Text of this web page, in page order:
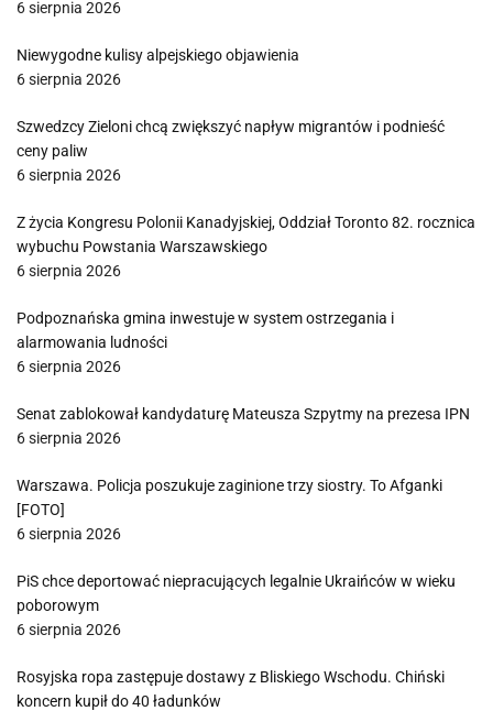
6 sierpnia 2026
Niewygodne kulisy alpejskiego objawienia
6 sierpnia 2026
Szwedzcy Zieloni chcą zwiększyć napływ migrantów i podnieść
ceny paliw
6 sierpnia 2026
Z życia Kongresu Polonii Kanadyjskiej, Oddział Toronto 82. rocznica
wybuchu Powstania Warszawskiego
6 sierpnia 2026
Podpoznańska gmina inwestuje w system ostrzegania i
alarmowania ludności
6 sierpnia 2026
Senat zablokował kandydaturę Mateusza Szpytmy na prezesa IPN
6 sierpnia 2026
Warszawa. Policja poszukuje zaginione trzy siostry. To Afganki
[FOTO]
6 sierpnia 2026
PiS chce deportować niepracujących legalnie Ukraińców w wieku
poborowym
6 sierpnia 2026
Rosyjska ropa zastępuje dostawy z Bliskiego Wschodu. Chiński
koncern kupił do 40 ładunków